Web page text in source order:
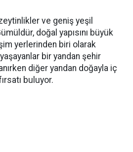
ve geniş yeşil
doğal yapısını büyük
yerlerinden biri olarak
bir yandan şehir
diğer yandan doğayla iç
buluyor.